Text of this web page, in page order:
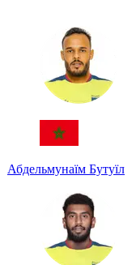
Абдельмунаїм Бутуїл